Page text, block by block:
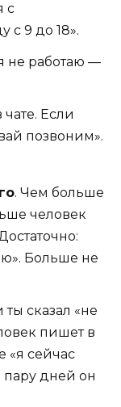
с
с 9 до 18».
не работаю —
Если
позвоним».
. Чем больше
человек
Больше не
ты сказал «не
пишет в
«я сейчас
пару дней он